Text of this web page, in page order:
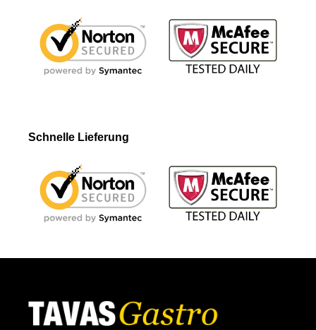
Schnelle Lieferung